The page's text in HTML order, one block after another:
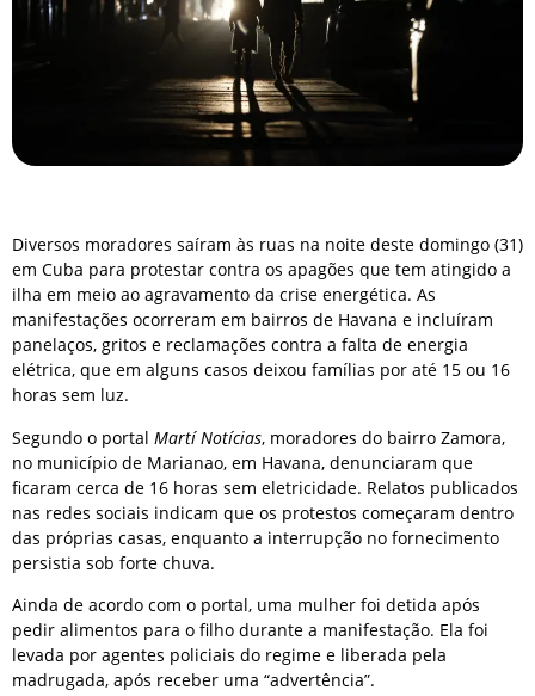
Diversos moradores saíram às ruas na noite deste domingo (31)
em Cuba para protestar contra os apagões que tem atingido a
ilha em meio ao agravamento da crise energética. As
manifestações ocorreram em bairros de Havana e incluíram
panelaços, gritos e reclamações contra a falta de energia
elétrica, que em alguns casos deixou famílias por até 15 ou 16
horas sem luz.
Segundo o portal Martí Notícias, moradores do bairro Zamora,
no município de Marianao, em Havana, denunciaram que
ficaram cerca de 16 horas sem eletricidade. Relatos publicados
nas redes sociais indicam que os protestos começaram dentro
das próprias casas, enquanto a interrupção no fornecimento
persistia sob forte chuva.
Ainda de acordo com o portal, uma mulher foi detida após
pedir alimentos para o filho durante a manifestação. Ela foi
levada por agentes policiais do regime e liberada pela
madrugada, após receber uma “advertência”.